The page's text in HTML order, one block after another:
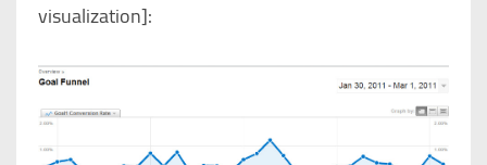
visualization]: